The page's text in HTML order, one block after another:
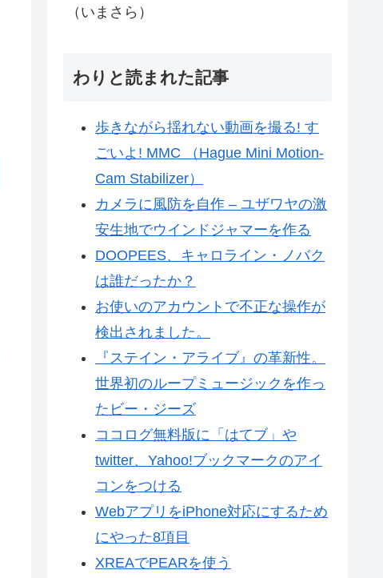
（いまさら）
わりと読まれた記事
歩きながら揺れない動画を撮る! す
ごいよ! MMC （Hague Mini Motion-
Cam Stabilizer）
カメラに風防を自作 – ユザワヤの激
安生地でウインドジャマーを作る
DOOPEES、キャロライン・ノバク
は誰だったか？
お使いのアカウントで不正な操作が
検出されました。
『ステイン・アライブ』の革新性。
世界初のループミュージックを作っ
たビー・ジーズ
ココログ無料版に「はてブ」や
twitter、Yahoo!ブックマークのアイ
コンをつける
WebアプリをiPhone対応にするため
にやった8項目
XREAでPEARを使う